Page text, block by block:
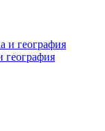
география